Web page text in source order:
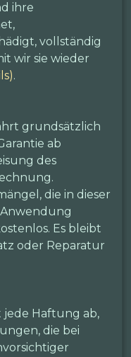
ihre
vollständig
wir sie wieder
.
grundsätzlich
ab
des
die in dieser
Es bleibt
oder Reparatur
Haftung ab,
die bei